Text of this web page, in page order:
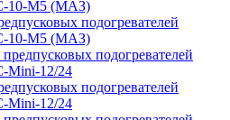
подогревателей
10-М5 (МАЗ)
подогревателей
Mini-12/24